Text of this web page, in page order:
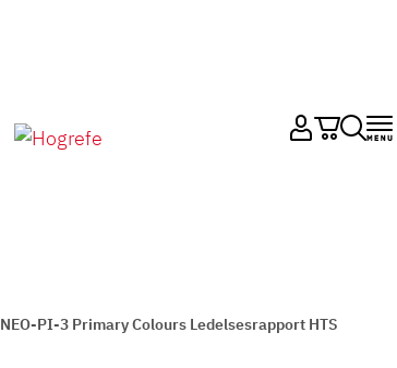
NEO-PI-3 Primary Colours Ledelsesrapport HTS